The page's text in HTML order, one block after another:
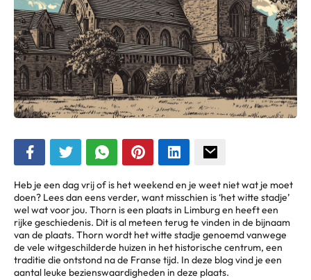
Heb je een dag vrij of is het weekend en je weet niet wat je moet
doen? Lees dan eens verder, want misschien is ‘het witte stadje’
wel wat voor jou. Thorn is een plaats in Limburg en heeft een
rijke geschiedenis. Dit is al meteen terug te vinden in de bijnaam
van de plaats. Thorn wordt het witte stadje genoemd vanwege
de vele witgeschilderde huizen in het historische centrum, een
traditie die ontstond na de Franse tijd. In deze blog vind je een
aantal leuke bezienswaardigheden in deze plaats.